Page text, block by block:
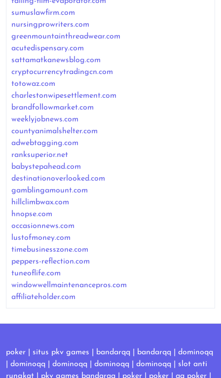
sumuslawfirm.com
nursingprowriters.com
greenmountainthreadwear.com
acutedispensary.com
sattamatkanewsblog.com
cryptocurrencytradingcn.com
totowaz.com
charlestonwipesettlement.com
brandfollowmarket.com
weeklyjobnews.com
countyanimalshelter.com
adwebtagging.com
ranksuperior.net
babystepahead.com
destinationoverlooked.com
gamblingamount.com
hillclimbwax.com
hnopse.com
occasionnews.com
lustofmoney.com
timebusinesszone.com
peppers-reflection.com
tuneoflife.com
windowwellmaintenancepros.com
affiliateholder.com
poker situs pkv games bandarqq bandarqq
dominoqq
dominoqq dominoqq dominoqq dominoqq
slot anti
rungkat
pkv games bandarqq poker poker qq poker